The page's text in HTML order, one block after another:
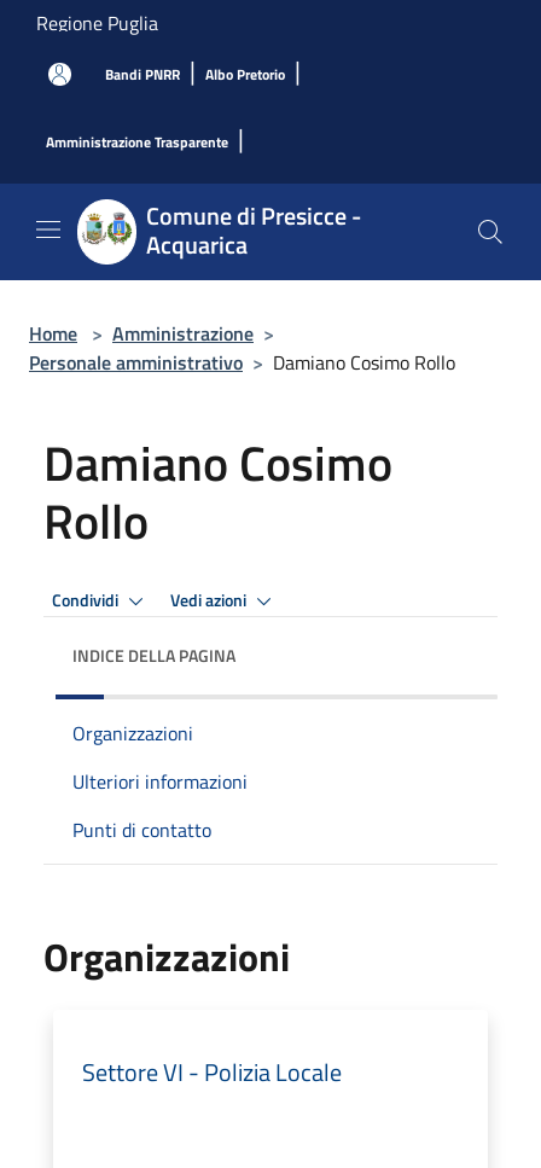
Salta al contenuto principale
Regione Puglia
Bandi PNRR | Albo Pretorio |
Amministrazione Trasparente |
Comune di Presicce -
Acquarica
Home > Amministrazione >
Personale amministrativo > Damiano Cosimo Rollo
Damiano Cosimo
Rollo
Condividi Vedi azioni
INDICE DELLA PAGINA
Organizzazioni
Ulteriori informazioni
Punti di contatto
Organizzazioni
Settore VI - Polizia Locale